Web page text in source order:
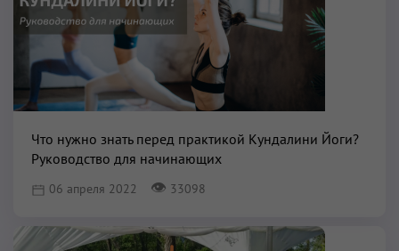
Что нужно знать перед практикой Кундалини Йоги?
Руководство для начинающих
06 апреля 2022 👁 33098